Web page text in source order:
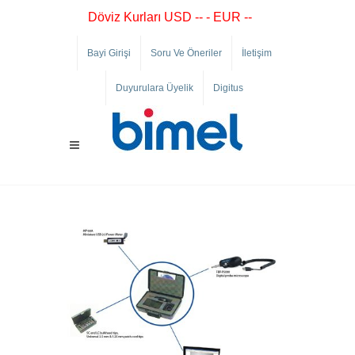
Döviz Kurları USD -- - EUR --
Bayi Girişi Soru Ve Öneriler İletişim
Duyurulara Üyelik Digitus